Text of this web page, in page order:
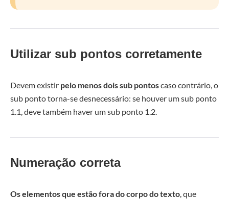
Utilizar sub pontos corretamente
Devem existir pelo menos dois sub pontoscaso contrário, o
sub ponto torna-se desnecessário: se houver um sub ponto
1.1, deve também haver um sub ponto 1.2.
Numeração correta
Os elementos que estão fora do corpo do texto, que